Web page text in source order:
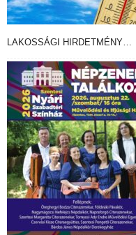
LAKOSSÁGI HIRDETMÉNY…